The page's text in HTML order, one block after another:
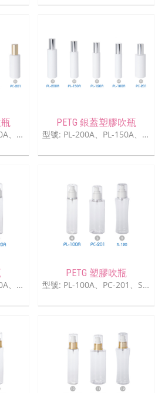
瓶
型號: PL-200A、PL-150A、PL-120A、PL-100A、PC-201
PETG 銀蓋塑膠吹瓶
型號: PL-200A、PL-150A、PL-120A、PL-100A、PC-201
型號: PL-200A、PL-150A、PL-120A
PETG 塑膠吹瓶
型號: PL-100A、PC-201、S-120